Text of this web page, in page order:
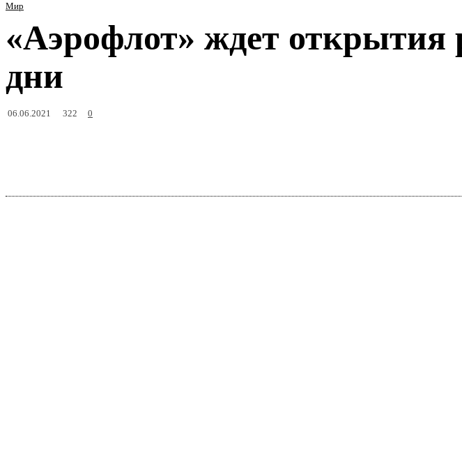
Мир
«Аэрофлот» ждет
дни
06.06.2021 322 0